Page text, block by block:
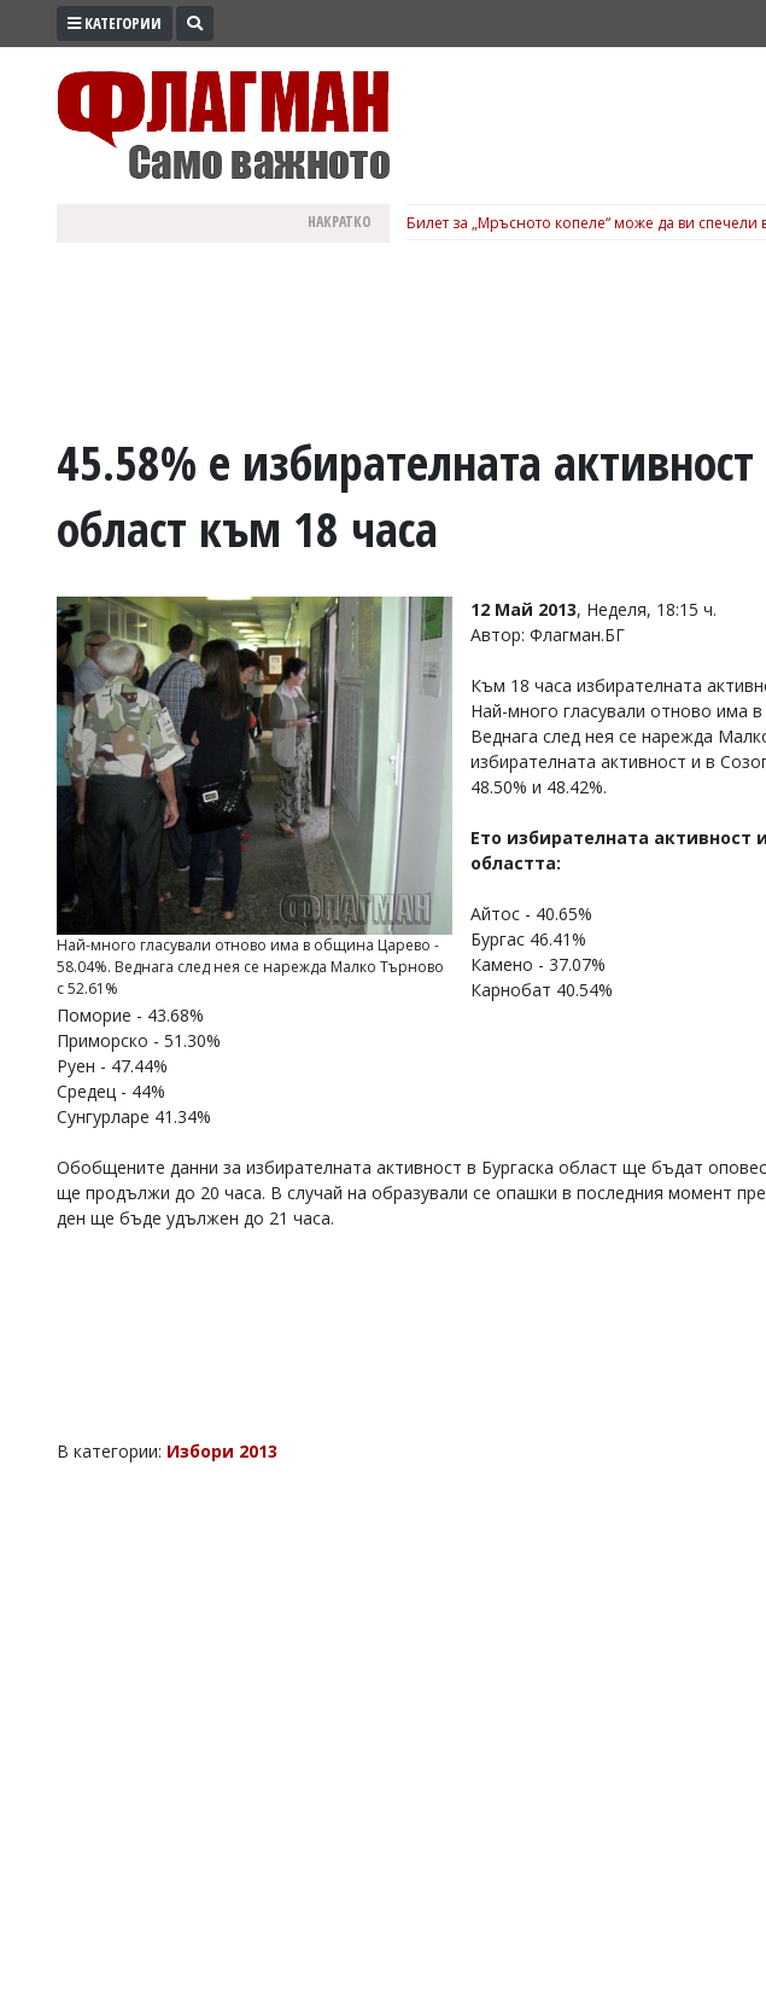
ПРОМО
ВОЙНАТА
УКРАЙНА
РАЗСЛЕДВАНЕ
БИЗНЕС
Управители:
Веселин
Касабова,
k.kassabova@flagman.bg
Главен
редактор:
office@flagman.bg
Коментарите
въвеждат
обиден
КАТЕГОРИИ
НАКРАТКО Билет за „Мръсното копеле“ може да ви спечели
45.58% е избирателната активност
област към 18 часа
Най-много гласували отново има в община Царево -
58.04%. Веднага след нея се нарежда Малко Търново
с 52.61%
12 Май 2013, Неделя, 18:15 ч.
Автор: Флагман.БГ
Към 18 часа избирателната
Най-много гласували отново има
Веднага след нея се нарежда
избирателната активност и в
48.50% и 48.42%.
Ето избирателната активност
областта:
Айтос - 40.65%
Бургас 46.41%
Камено - 37.07%
Карнобат 40.54%
Поморие - 43.68%
Приморско - 51.30%
Руен - 47.44%
Средец - 44%
Сунгурларе 41.34%
Обобщените данни за избирателната активност в Бургаска област ще бъдат
ще продължи до 20 часа. В случай на образували се опашки в последния момент
ден ще бъде удължен до 21 часа.
В категории: Избори 2013